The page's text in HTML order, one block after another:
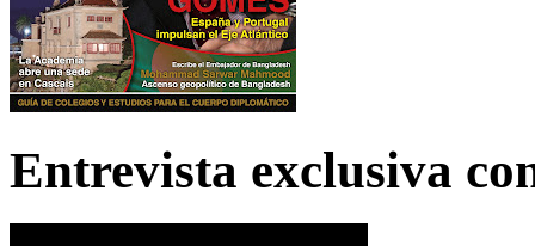
Entrevista exclusiva